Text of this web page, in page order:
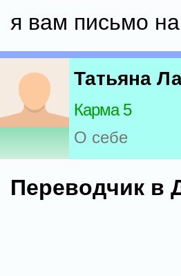
я вам письмо
Татьяна
Карма 5
О себе
Переводчик в